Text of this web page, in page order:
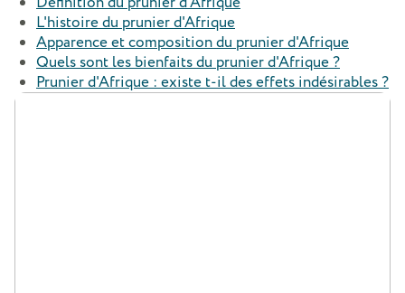
L'histoire du prunier d'Afrique
Apparence et composition du prunier d'Afrique
Quels sont les bienfaits du prunier d'Afrique ?
Prunier d'Afrique : existe t-il des effets indésirables ?